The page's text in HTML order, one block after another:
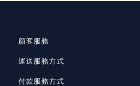
顧客服務
運送服務方式
付款服務方式